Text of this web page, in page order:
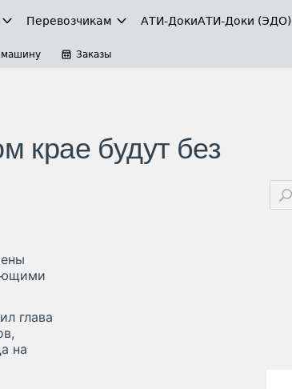
Перевозчикам АТИ-ДокиАТИ-Доки (ЭДО)
машину Заказы
крае будут без
глава
на